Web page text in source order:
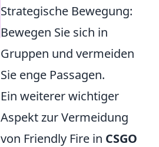
Strategische Bewegung:
Bewegen Sie sich in
Gruppen und vermeiden
Sie enge Passagen.
Ein weiterer wichtiger
Aspekt zur Vermeidung
von Friendly Fire in CSGO